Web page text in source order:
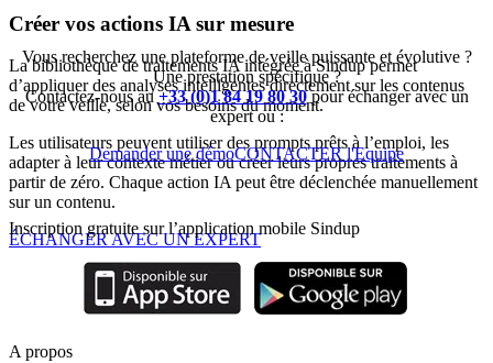
Créer vos actions IA sur mesure
La bibliothèque de traitements IA intégrée à Sindup permet
d’appliquer des analyses intelligentes directement sur les contenus
de votre veille, selon vos besoins du moment.
Les utilisateurs peuvent utiliser des prompts prêts à l’emploi, les
adapter à leur contexte métier ou créer leurs propres traitements à
partir de zéro. Chaque action IA peut être déclenchée manuellement
sur un contenu.
ÉCHANGER AVEC UN EXPERT
Vous recherchez une plateforme de veille puissante et évolutive ?
Une prestation spécifique ?
Contactez-nous au+33 (0)1 84 19 80 30pour échanger avec un
expert ou :
Demander une démoCONTACTER l'Equipe
Inscription gratuite sur l’application mobile Sindup
A propos